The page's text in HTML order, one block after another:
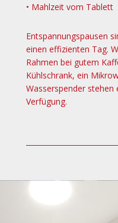
• Mahlzeit vom Tablett
Entspannungspausen
einen effizienten Tag.
Rahmen bei gutem
Kühlschrank, ein
Wasserspender
Verfügung.